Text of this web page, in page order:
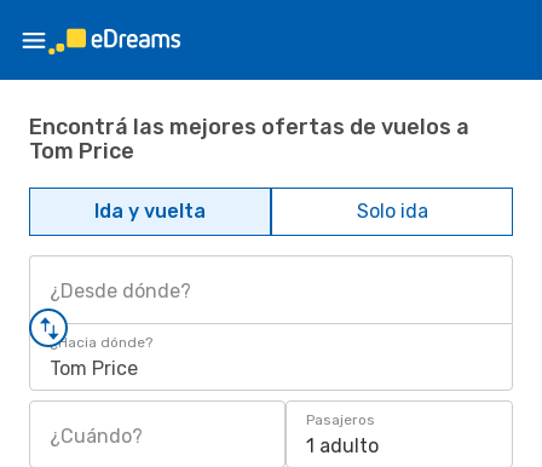
Encontrá las mejores ofertas de vuelos a
Tom Price
Ida y vuelta Solo ida
¿Desde dónde?
¿Hacia dónde?
Tom Price
¿Cuándo?
Pasajeros
1 adulto